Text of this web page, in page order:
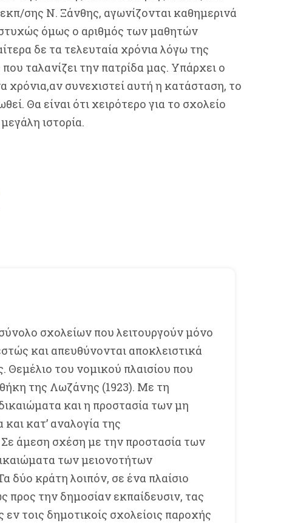
σης Ν. Ξάνθης, αγωνίζονται καθημερινά
όμως ο αριθμός των μαθητών
δε τα τελευταία χρόνια λόγω της
ταλανίζει την πατρίδα μας. Υπάρχει ο
χρόνια,αν συνεχιστεί αυτή η κατάσταση, το
Θα είναι ότι χειρότερο για το σχολείο
ιστορία.
σχολείων που λειτουργούν μόνο
και απευθύνονται αποκλειστικά
Θεμέλιο του νομικού πλαισίου που
της Λωζάνης (1923). Με τη
και η προστασία των μη
κατ’ αναλογία της
άμεση σχέση με την προστασία των
των μειονοτήτων
δύο κράτη λοιπόν, σε ένα πλαίσιο
προς την δημοσίαν εκπαίδευσιν, τας
τοις δημοτικοίς σχολείοις παροχής